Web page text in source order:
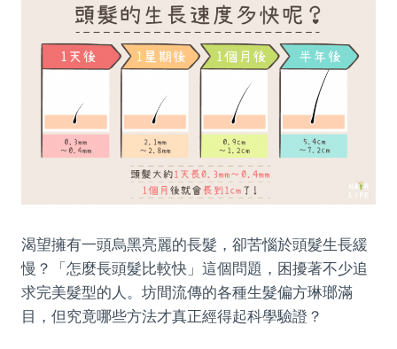
渴望擁有一頭烏黑亮麗的長髮，卻苦惱於頭髮生長緩
慢？「怎麼長頭髮比較快」這個問題，困擾著不少追
求完美髮型的人。坊間流傳的各種生髮偏方琳瑯滿
目，但究竟哪些方法才真正經得起科學驗證？